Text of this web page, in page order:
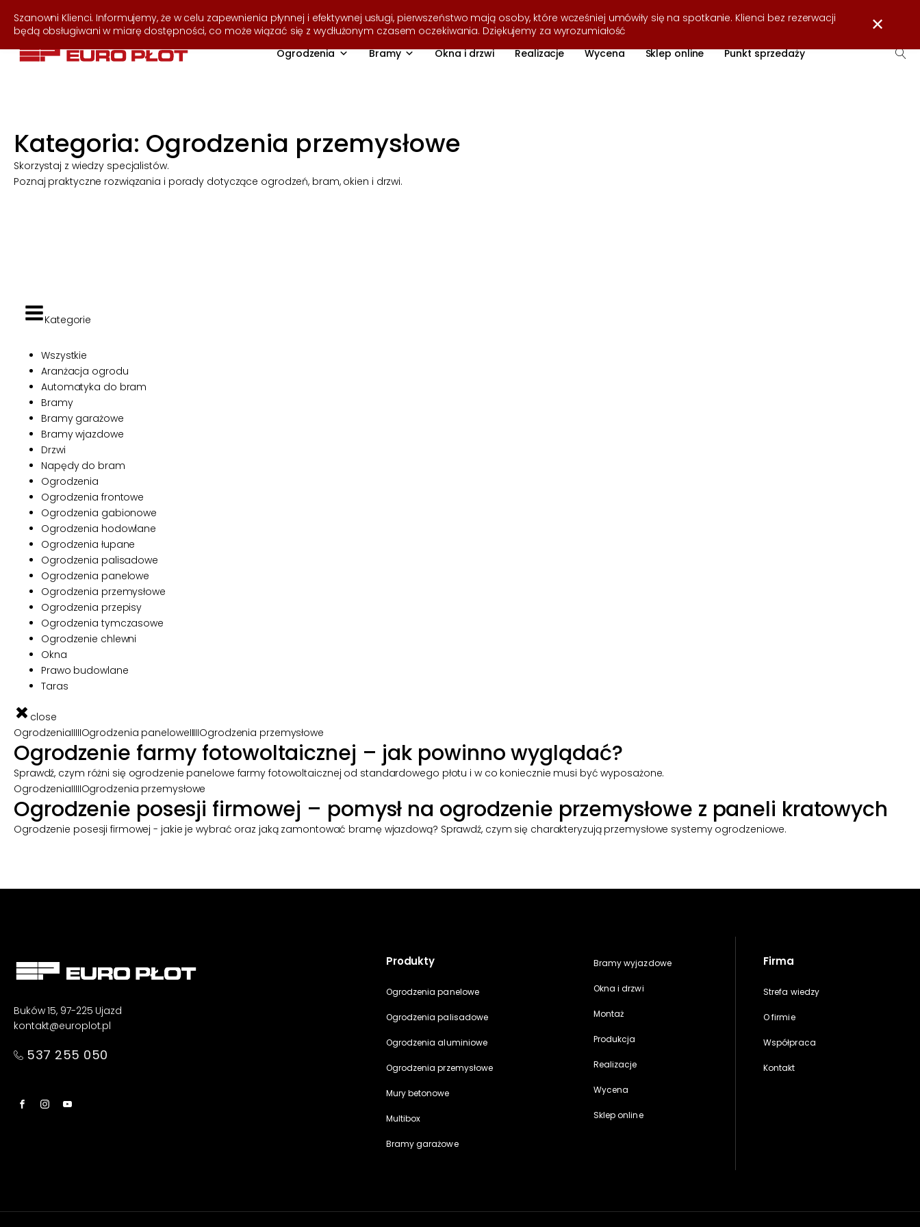
537 255 050 Strefa wiedzy O firmie Współpraca Kontakt
Ogrodzenia Bramy Okna i drzwi Realizacje Wycena Sklep online Punkt sprzedaży
Kategoria: Ogrodzenia przemysłowe
Skorzystaj z wiedzy specjalistów.
Poznaj praktyczne rozwiązania i porady dotyczące ogrodzeń, bram, okien i drzwi.
Kategorie
Wszystkie
Aranżacja ogrodu
Automatyka do bram
Bramy
Bramy garażowe
Bramy wjazdowe
Drzwi
Napędy do bram
Ogrodzenia
Ogrodzenia frontowe
Ogrodzenia gabionowe
Ogrodzenia hodowlane
Ogrodzenia łupane
Ogrodzenia palisadowe
Ogrodzenia panelowe
Ogrodzenia przemysłowe
Ogrodzenia przepisy
Ogrodzenia tymczasowe
Ogrodzenie chlewni
Okna
Prawo budowlane
Taras
close
OgrodzeniaIIIIIOgrodzenia paneloweIIIIIOgrodzenia przemysłowe
Ogrodzenie farmy fotowoltaicznej – jak powinno wyglądać?
Sprawdź, czym różni się ogrodzenie panelowe farmy fotowoltaicznej od standardowego płotu i w co koniecznie musi być wyposażone.
OgrodzeniaIIIIIOgrodzenia przemysłowe
Ogrodzenie posesji firmowej – pomysł na ogrodzenie przemysłowe z paneli kratowych
Ogrodzenie posesji firmowej - jakie je wybrać oraz jaką zamontować bramę wjazdową? Sprawdź, czym się charakteryzują przemysłowe systemy ogrodzeniowe.
Buków 15, 97-225 Ujazd
kontakt@europlot.pl
537 255 050
Produkty
Ogrodzenia panelowe
Ogrodzenia palisadowe
Ogrodzenia aluminiowe
Ogrodzenia przemysłowe
Mury betonowe
Multibox
Bramy garażowe
Bramy wyjazdowe
Okna i drzwi
Montaż
Produkcja
Realizacje
Wycena
Sklep online
Firma
Strefa wiedzy
O firmie
Współpraca
Kontakt
Szanowni Klienci. Informujemy, że w celu zapewnienia płynnej i efektywnej usługi, pierwszeństwo mają osoby, które wcześniej umówiły się na spotkanie. Klienci bez rezerwacji
będą obsługiwani w miarę dostępności, co może wiązać się z wydłużonym czasem oczekiwania. Dziękujemy za wyrozumiałość
✕